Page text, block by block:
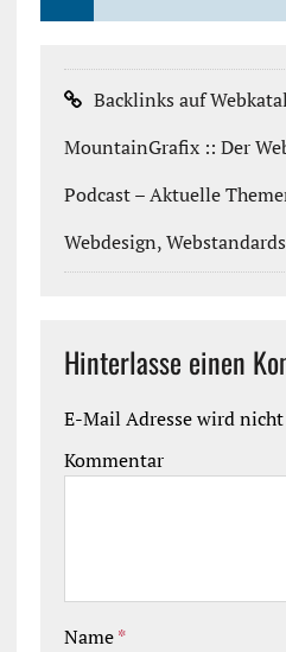
Backlinks auf
MountainGrafix :: Der
Podcast – Aktuelle
Webdesign,
Hinterlasse einen
E-Mail Adresse wird
Kommentar
Name*